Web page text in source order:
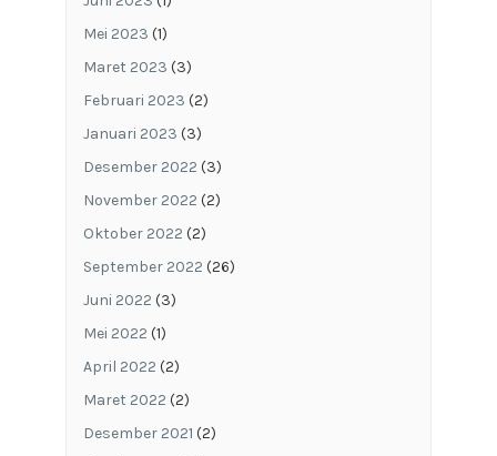
Mei 2023 (1)
Maret 2023 (3)
Februari 2023 (2)
Januari 2023 (3)
Desember 2022 (3)
November 2022 (2)
Oktober 2022 (2)
September 2022 (26)
Juni 2022 (3)
Mei 2022 (1)
April 2022 (2)
Maret 2022 (2)
Desember 2021 (2)